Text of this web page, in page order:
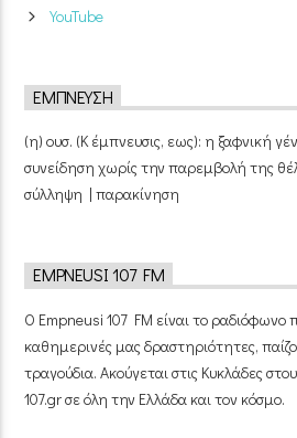
YouTube
ΈΜΠΝΕΥΣΗ
(η) ουσ. (Κ έμπνευσις, εως): η ξαφνική
συνείδηση χωρίς την παρεμβολή της
σύλληψη | παρακίνηση
EMPNEUSI 107 FM
Ο Empneusi 107 FM είναι το ραδιόφωνο
καθημερινές μας δραστηριότητες,
τραγούδια. Ακούγεται στις Κυκλάδες
107.gr σε όλη την Ελλάδα και τον κόσμο.